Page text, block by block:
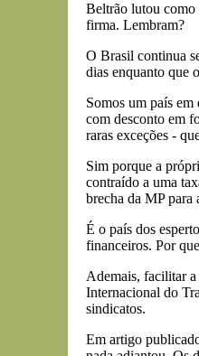
Beltrão lutou como
firma. Lembram?
O Brasil continua
dias enquanto que
Somos um país
com desconto em
raras exceções -
Sim porque a
contraído a uma
brecha da MP para
É o país dos
financeiros. Por
Ademais, facilitar
Internacional do
sindicatos.
Em artigo